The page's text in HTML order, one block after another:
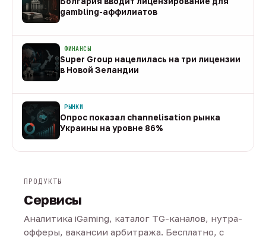
gambling-аффилиатов
ФИНАНСЫ
Super Group нацелилась на три лицензии
в Новой Зеландии
РЫНКИ
Опрос показал channelisation рынка
Украины на уровне 86%
ПРОДУКТЫ
Сервисы
Аналитика iGaming, каталог TG-каналов, нутра-
офферы, вакансии арбитража. Бесплатно, с